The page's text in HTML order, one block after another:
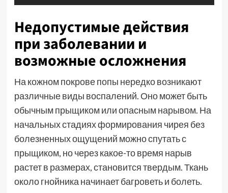
Недопустимые действия
при заболевании и
возможные осложнения
На кожном покрове попы нередко возникают
различные виды воспалений. Оно может быть
обычным прыщиком или опасным нарывом. На
начальных стадиях формирования чирея без
болезненных ощущений можно спутать с
прыщиком, но через какое-то время нарыв
растет в размерах, становится твердым. Ткань
около гнойника начинает багроветь и болеть.